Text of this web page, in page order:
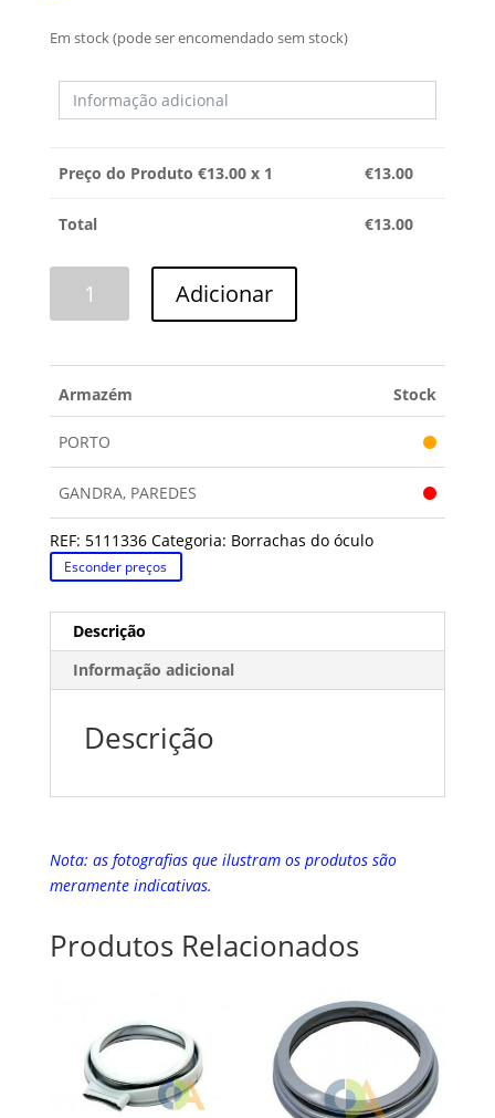
Em stock (pode ser encomendado sem stock)
Preço do Produto €13.00 x 1 €13.00
Total €13.00
Adicionar
Armazém Stock
PORTO
GANDRA, PAREDES
REF: 5111336 Categoria: Borrachas do óculo
Esconder preços
Descrição
Informação adicional
Descrição
Nota: as fotografias que ilustram os produtos são
meramente indicativas.
Produtos Relacionados